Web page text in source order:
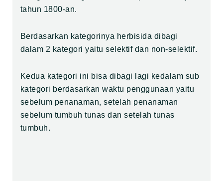
tahun 1800-an.
Berdasarkan kategorinya herbisida dibagi
dalam 2 kategori yaitu selektif dan non-selektif.
Kedua kategori ini bisa dibagi lagi kedalam sub
kategori berdasarkan waktu penggunaan yaitu
sebelum penanaman, setelah penanaman
sebelum tumbuh tunas dan setelah tunas
tumbuh.